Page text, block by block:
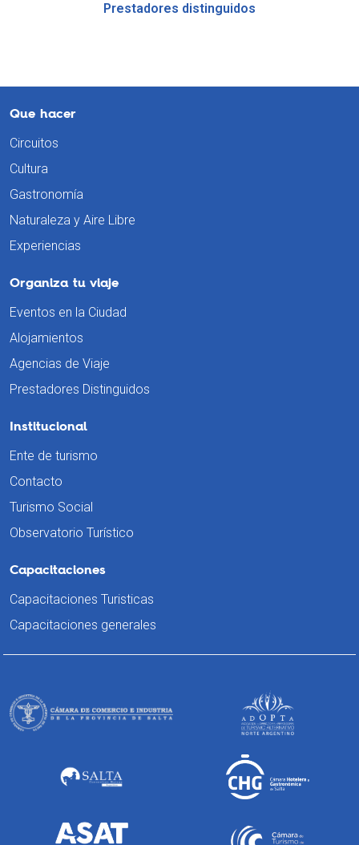
Prestadores distinguidos
Que hacer
Circuitos
Cultura
Gastronomía
Naturaleza y Aire Libre
Experiencias
Organiza tu viaje
Eventos en la Ciudad
Alojamientos
Agencias de Viaje
Prestadores Distinguidos
Institucional
Ente de turismo
Contacto
Turismo Social
Observatorio Turístico
Capacitaciones
Capacitaciones Turisticas
Capacitaciones generales